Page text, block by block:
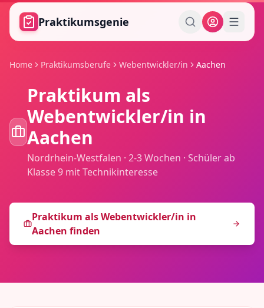
Zum Hauptinhalt springen
Praktikumsgenie
Home Praktikumsberufe Webentwickler/in Aachen
Praktikum als
Webentwickler/in in
Aachen
Nordrhein-Westfalen · 2-3 Wochen · Schüler ab
Klasse 9 mit Technikinteresse
Praktikum alsWebentwickler/in in
Aachen finden